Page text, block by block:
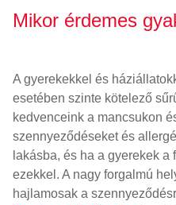
Mikor érdemes
A gyerekekkel és
esetében szinte kötelező
kedvenceink a mancsukon
szennyeződéseket és
lakásba, és ha a gyerekek
ezekkel. A nagy forgalmú
hajlamosak a